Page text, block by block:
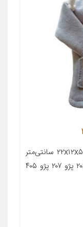
معرفی محصول جزئیات محصول ابعاد ۲۲x۱۲x۵ سانتی‌متر
جنس ویسکوز مناسب برای خودرو پژو ۲۰۶ پژو ۲۰۷ پژو ۴۰۵